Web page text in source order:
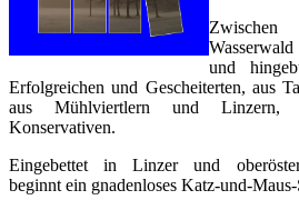
Zwischen
und
Erfolgreichen und Gescheiterten, aus
aus Mühlviertlern und Linzern,
Konservativen.
Eingebettet in Linzer und
beginnt ein gnadenloses Katz-und-